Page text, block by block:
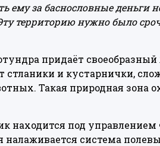
ему за баснословные деньги
территорию нужно было
придаёт
стланики и кустарнички,
Такая природная зона
находится под
налаживается система